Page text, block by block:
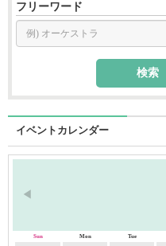
フリーワード
イベントカレンダー
◀︎
Sun Mon Tue